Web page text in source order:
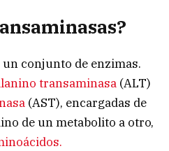
conjunto de enzimas.
transaminasa (ALT)
(AST), encargadas de
de un metabolito a otro,